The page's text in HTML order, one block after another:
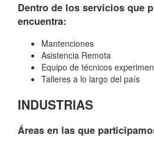
Dentro de los servicios que
encuentra:
Mantenciones
Asistencia Remota
Equipo de técnicos
Talleres a lo largo del país
INDUSTRIAS
Áreas en las que